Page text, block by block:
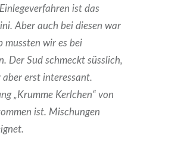
ist das
Aber auch bei diesen war
mussten wir es bei
Der Sud schmeckt süsslich,
aber erst interessant.
„Krumme Kerlchen“ von
ist. Mischungen